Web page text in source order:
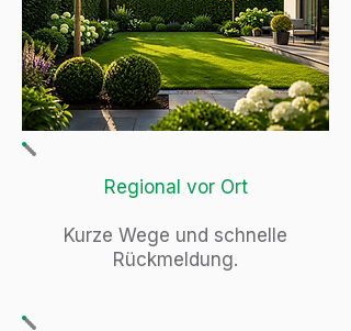
Regional vor Ort
Kurze Wege und schnelle
Rückmeldung.